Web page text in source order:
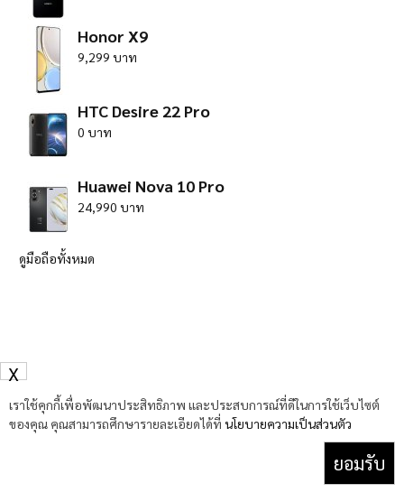
Honor X9
9,299 บาท
HTC Desire 22 Pro
0 บาท
Huawei Nova 10 Pro
24,990 บาท
ดูมือถือทั้งหมด
เราใช้คุกกี้เพื่อพัฒนาประสิทธิภาพ และประสบการณ์ที่ดีในการใช้เว็บไซต์
ของคุณ คุณสามารถศึกษารายละเอียดได้ที่ นโยบายความเป็นส่วนตัว
ยอมรับ
X